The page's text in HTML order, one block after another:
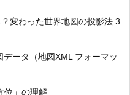
変わった世界地図の投影法 3
ータ（地図XML フォーマッ
位」の理解